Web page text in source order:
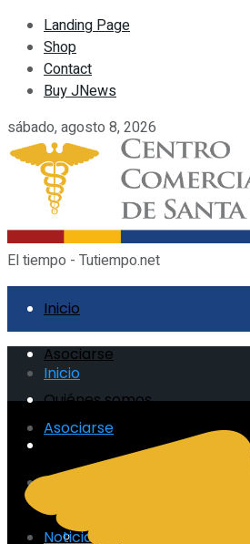
Landing Page
Shop
Contact
Buy JNews
sábado, agosto 8, 2026
El tiempo - Tutiempo.net
Inicio
Asociarse
Quiénes somos
Institucionales
Inicio
Asociarse
Quiénes somos
Noticias